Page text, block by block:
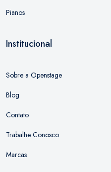
Pianos
Institucional
Sobre a Openstage
Blog
Contato
Trabalhe Conosco
Marcas